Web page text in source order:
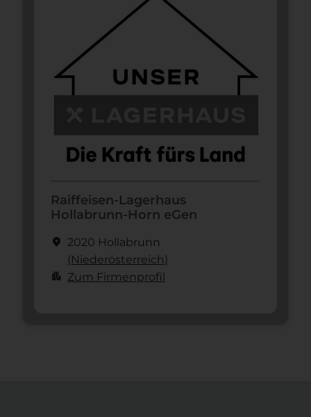
Raiffeisen-Lagerhaus
Hollabrunn-Horn eGen
location_on 2020 Hollabrunn
(Nieder­österreich)
apartment Zum Firmenprofil